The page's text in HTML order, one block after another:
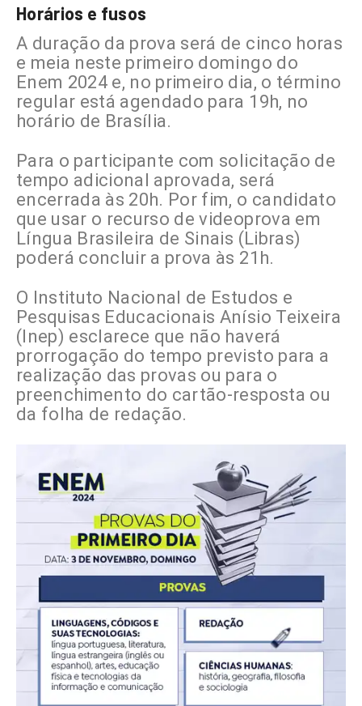
Horários e fusos
A duração da prova será de cinco horas
e meia neste primeiro domingo do
Enem 2024 e, no primeiro dia, o término
regular está agendado para 19h, no
horário de Brasília.
Para o participante com solicitação de
tempo adicional aprovada, será
encerrada às 20h. Por fim, o candidato
que usar o recurso de videoprova em
Língua Brasileira de Sinais (Libras)
poderá concluir a prova às 21h.
O Instituto Nacional de Estudos e
Pesquisas Educacionais Anísio Teixeira
(Inep) esclarece que não haverá
prorrogação do tempo previsto para a
realização das provas ou para o
preenchimento do cartão-resposta ou
da folha de redação.